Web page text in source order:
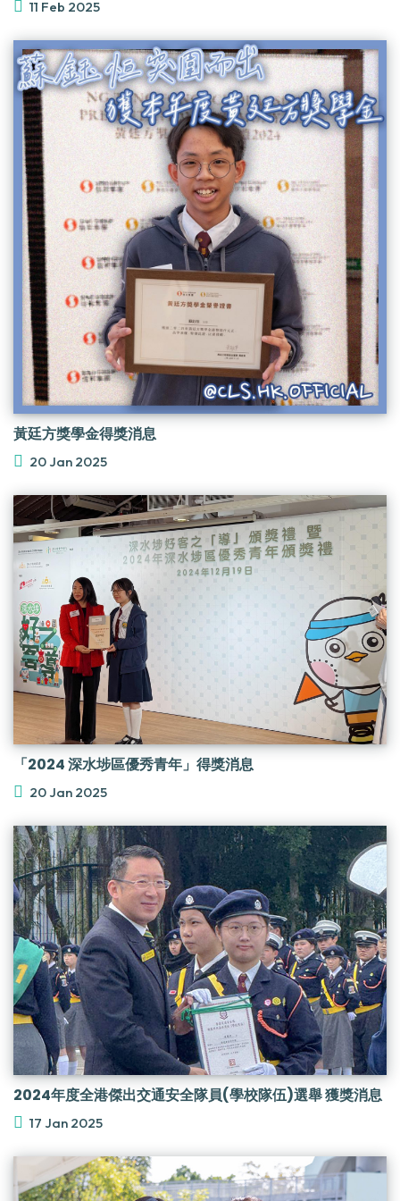
11 Feb 2025
黃廷方獎學金得獎消息
20 Jan 2025
「2024 深水埗區優秀青年」得獎消息
20 Jan 2025
2024年度全港傑出交通安全隊員(學校隊伍)選舉 獲獎消息
17 Jan 2025